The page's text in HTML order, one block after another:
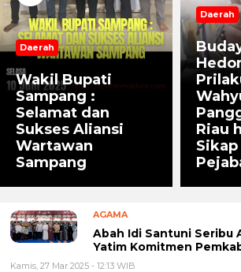
Daerah
Wakil Bupati
Sampang :
Selamat dan
Sukses Aliansi
Wartawan
Sampang
Daerah
Riau
AGAMA
Abah Idi Santuni Seribu
Yatim Komitmen
Kamis, 27 Mar 2025 - 12:13 WIB